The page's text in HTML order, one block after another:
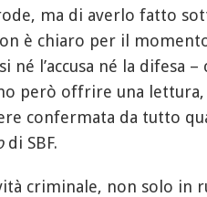
ma di averlo fatto
è chiaro per il
né l’accusa né la difesa –
però offrire una
confermata da tutto
di SBF.
criminale, non solo in